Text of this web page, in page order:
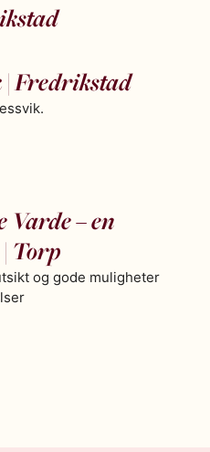
Fredrikstad
Varde – en
Torp
og gode muligheter